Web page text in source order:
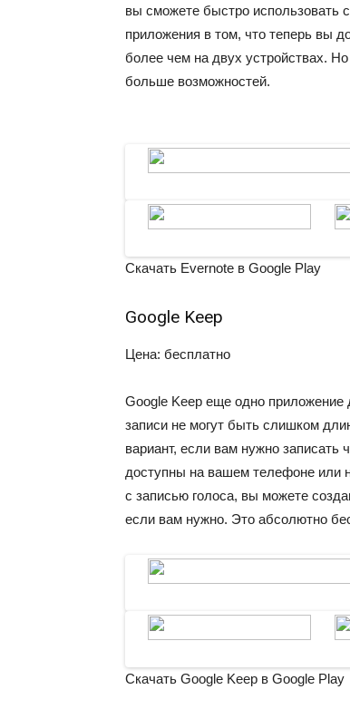
вы сможете быстро использовать
приложения в том, что теперь вы
более чем на двух устройствах.
больше возможностей.
Скачать Evernote в Google Play
Google Keep
Цена: бесплатно
Google Keep еще одно приложение
записи не могут быть слишком
вариант, если вам нужно записать
доступны на вашем телефоне или
с записью голоса, вы можете
если вам нужно. Это абсолютно
Скачать Google Keep в Google Play